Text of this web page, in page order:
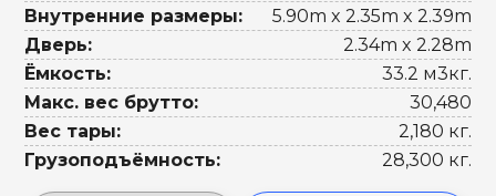
Внутренние размеры:
5.90m x 2.35m x 2.39m
Дверь:
2.34m x 2.28m
Ёмкость:
33.2 м3кг.
Макс. вес брутто:
30,480
Вес тары:
2,180 кг.
Грузоподъёмность:
28,300 кг.